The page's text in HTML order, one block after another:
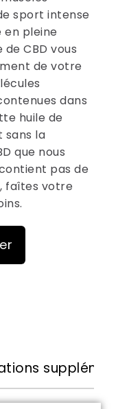
sport intense
en pleine
CBD vous
de votre
dans
huile de
sans la
que nous
pas de
faîtes votre